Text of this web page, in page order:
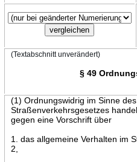
(Textabschnitt unverändert)
§ 49
(1) Ordnungswidrig im Sinne
Straßenverkehrsgesetzes
gegen eine Vorschrift über
1. das allgemeine Verhalten im
2,